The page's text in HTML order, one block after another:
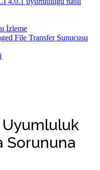
İzleme
File Transfer Sunucusu
Uyumluluk
Sorununa